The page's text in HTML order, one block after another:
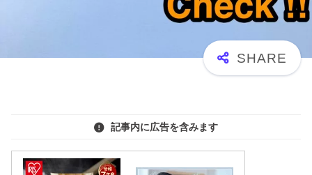
記事内に広告を含みます